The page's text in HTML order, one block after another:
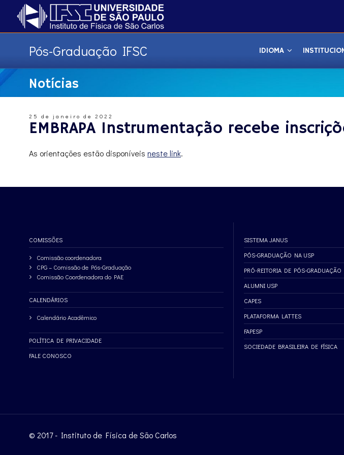
Pós-Graduação IFSC IDIOMA
Notícias
25 de janeiro de 2022
EMBRAPA Instrumentação recebe
As orientações estão disponíveis neste link.
COMISSÕES
Comissão coordenadora
CPG – Comissão de Pós-Graduação
Comissão Coordenadora do PAE
CALENDÁRIOS
Calendário Acadêmico
POLÍTICA DE PRIVACIDADE
FALE CONOSCO
SISTEMA JANUS
PÓS-GRADUAÇÃO NA USP
PRÓ-REITORIA DE PÓS-GRADUAÇÃO
ALUMNI USP
CAPES
PLATAFORMA LATTES
FAPESP
SOCIEDADE BRASILEIRA DE FÍSICA
© 2017 - Instituto de Física de São Carlos